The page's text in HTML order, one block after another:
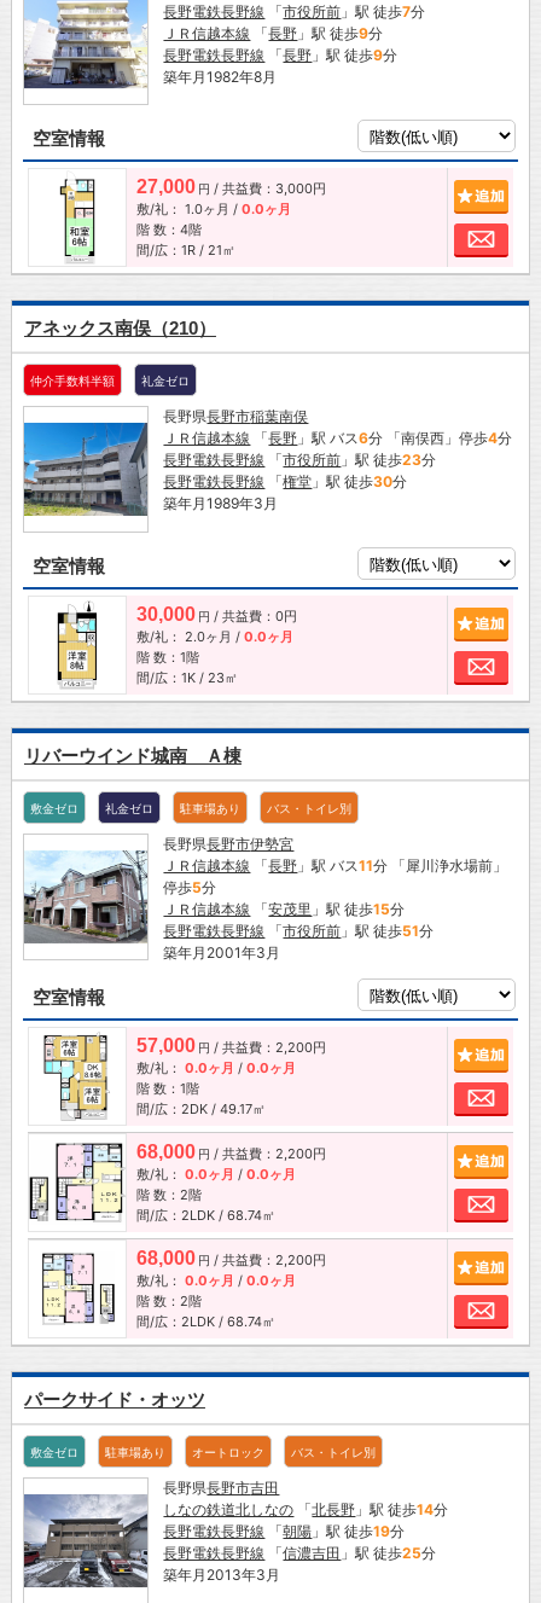
長野電鉄長野線 「市役所前 」駅 徒歩7分
ＪＲ信越本線 「長野 」駅 徒歩9分
長野電鉄長野線 「長野 」駅 徒歩9分
築年月1982年8月
空室情報
27,000 円 / 共益費：3,000円
敷/礼： 1.0ヶ月 / 0.0ヶ月
階 数：4階
間/広：1R / 21㎡
お
アネックス南俣（210）
仲介手数料半額 礼金ゼロ
長野県長野市稲葉南俣
ＪＲ信越本線 「長野 」駅 バス6分 「南俣西」停歩4分
長野電鉄長野線 「市役所前 」駅 徒歩23分
長野電鉄長野線 「権堂 」駅 徒歩30分
築年月1989年3月
空室情報
30,000 円 / 共益費：0円
敷/礼： 2.0ヶ月 / 0.0ヶ月
階 数：1階
間/広：1K / 23㎡
お
リバーウインド城南 Ａ棟
敷金ゼロ 礼金ゼロ 駐車場あり バス・トイレ別
長野県長野市伊勢宮
ＪＲ信越本線 「長野 」駅 バス11分 「犀川浄水場前」
停歩5分
ＪＲ信越本線 「安茂里 」駅 徒歩15分
長野電鉄長野線 「市役所前 」駅 徒歩51分
築年月2001年3月
空室情報
57,000 円 / 共益費：2,200円
敷/礼： 0.0ヶ月 / 0.0ヶ月
階 数：1階
間/広：2DK / 49.17㎡
お
68,000 円 / 共益費：2,200円
敷/礼： 0.0ヶ月 / 0.0ヶ月
階 数：2階
間/広：2LDK / 68.74㎡
お
68,000 円 / 共益費：2,200円
敷/礼： 0.0ヶ月 / 0.0ヶ月
階 数：2階
間/広：2LDK / 68.74㎡
お
パークサイド・オッツ
敷金ゼロ 駐車場あり オートロック バス・トイレ別
長野県長野市吉田
しなの鉄道北しなの 「北長野 」駅 徒歩14分
長野電鉄長野線 「朝陽 」駅 徒歩19分
長野電鉄長野線 「信濃吉田 」駅 徒歩25分
築年月2013年3月